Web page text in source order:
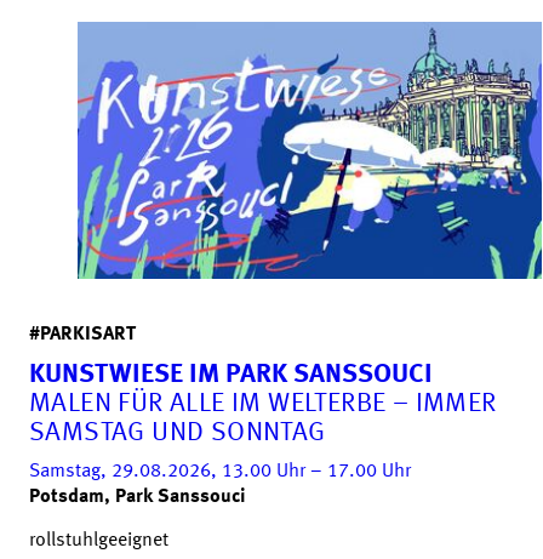
#PARKISART
KUNSTWIESE IM PARK SANSSOUCI
MALEN FÜR ALLE IM WELTERBE – IMMER
SAMSTAG UND SONNTAG
Samstag, 29.08.2026, 13.00 Uhr– 17.00 Uhr
Potsdam, Park Sanssouci
rollstuhlgeeignet